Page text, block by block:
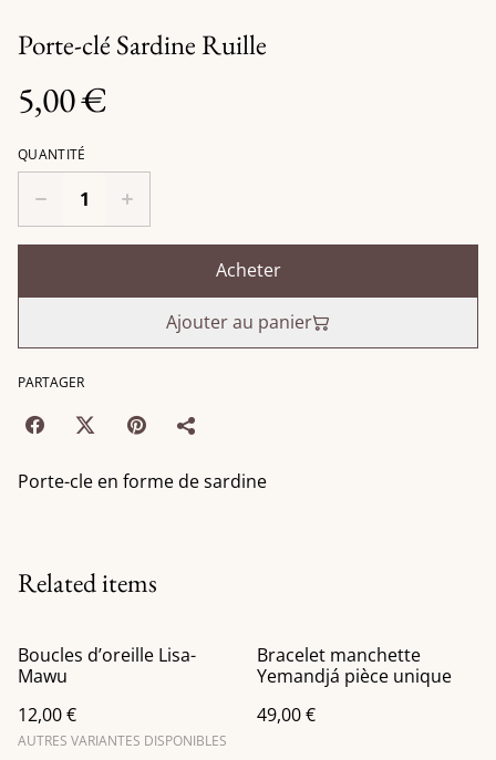
Porte-clé Sardine Ruille
5,00 €
QUANTITÉ
Acheter
Ajouter au panier
PARTAGER
Porte-cle en forme de sardine
Related items
Boucles d’oreille Lisa-
Mawu
12,00 €
AUTRES VARIANTES DISPONIBLES
Bracelet manchette
Yemandjá pièce unique
49,00 €